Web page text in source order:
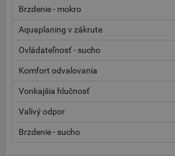
Brzdenie - mokro
Aquaplaning v zákrute
Ovládateľnosť - sucho
Komfort odvalovania
Vonkajšia hlučnosť
Valivý odpor
Brzdenie - sucho